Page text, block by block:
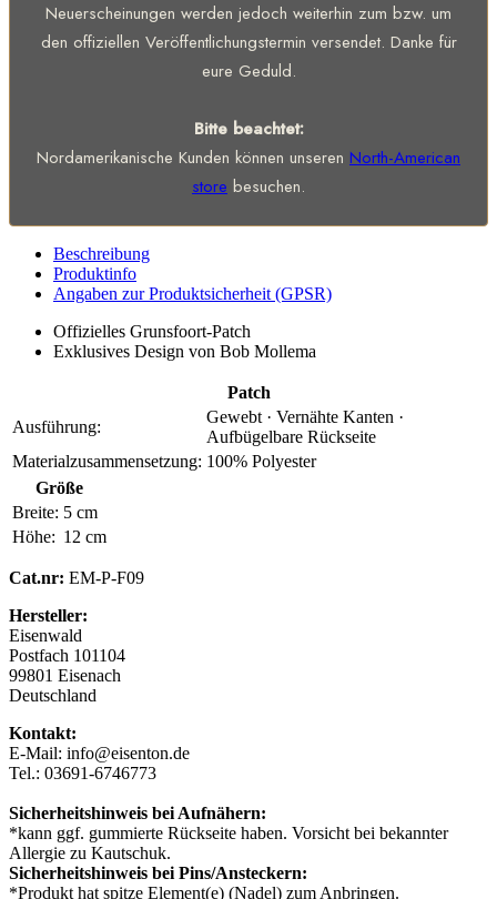
Neuerscheinungen werden jedoch weiterhin zum bzw. um
den offiziellen Veröffentlichungstermin versendet. Danke für
eure Geduld.
Bitte beachtet:
Nordamerikanische Kunden können unseren North-American
store besuchen.
Beschreibung
Produktinfo
Angaben zur Produktsicherheit (GPSR)
Offizielles Grunsfoort-Patch
Exklusives Design von Bob Mollema
Ausführung:
Gewebt · Vernähte Kanten ·
Aufbügelbare Rückseite
Materialzusammensetzung: 100% Polyester
Patch
Größe
Breite: 5 cm
Höhe: 12 cm
Cat.nr: EM-P-F09
Hersteller:
Eisenwald
Postfach 101104
99801 Eisenach
Deutschland
Kontakt:
E-Mail: info@eisenton.de
Tel.: 03691-6746773
Sicherheitshinweis bei Aufnähern:
*kann ggf. gummierte Rückseite haben. Vorsicht bei bekannter
Allergie zu Kautschuk.
Sicherheitshinweis bei Pins/Ansteckern:
*Produkt hat spitze Element(e) (Nadel) zum Anbringen.